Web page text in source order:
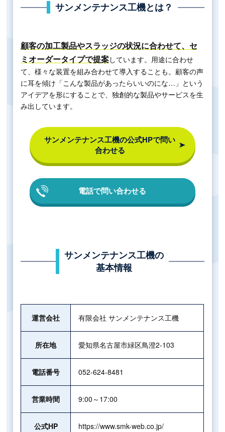
サンメンテナンス工機とは？
顧客の加工製品やスラッジの状況に合わせて、セ
ミオーダータイプで提案しています。用途に合わせ
て、様々な装置を組み合わせて導入することも。顧客の声
に耳を傾け「こんな製品があったらいいのにな…」という
アイデアを形にすることで、独創的な製品やサービスを生
み出しています。
サンメンテナンス工機の公式HPで問い
合わせる
電話で問い合わせる
サンメンテナンス工機の
基本情報
運営会社 有限会社 サンメンテナンス工機
所在地 愛知県名古屋市緑区鳥澄2-103
電話番号 052-624-8481
営業時間 9:00～17:00
公式HP https://www.smk-web.co.jp/